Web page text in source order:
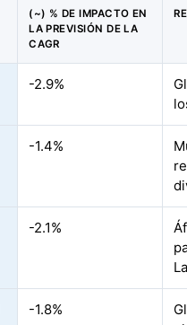
(~) % DE IMPACTO EN
LA PREVISIÓN DE LA
CAGR
-2.9%
-1.4%
-2.1%
-1.8%